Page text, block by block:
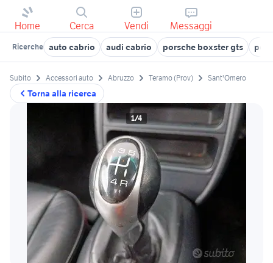
Home Cerca Vendi Messaggi
Ricerche auto cabrio audi cabrio porsche boxster gts
Torna alla ricerca
Subito Accessori auto Abruzzo Teramo (Prov) Sant'Omero
1/4